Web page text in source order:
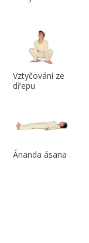
Vztyčování ze
dřepu
Ánanda ásana